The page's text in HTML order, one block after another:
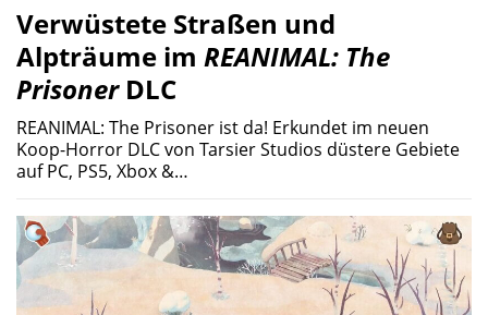
Verwüstete Straßen und
Alpträume im REANIMAL: The
PrisonerDLC
REANIMAL: The Prisoner ist da! Erkundet im neuen
Koop-Horror DLC von Tarsier Studios düstere Gebiete
auf PC, PS5, Xbox &…